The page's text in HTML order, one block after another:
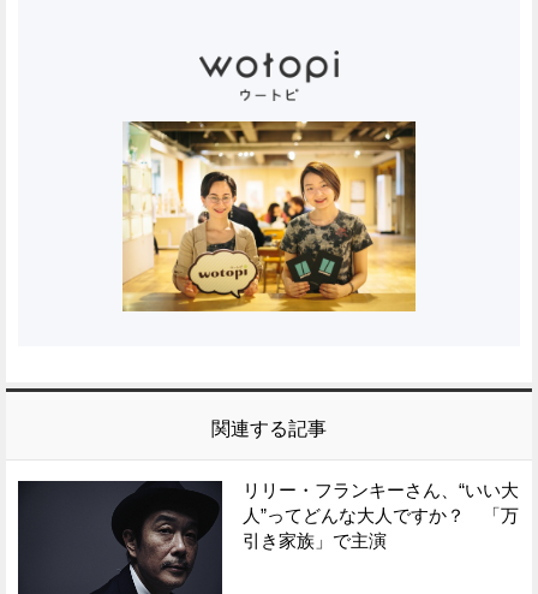
関連する記事
リリー・フランキーさん、“いい大
人”ってどんな大人ですか？ 「万
引き家族」で主演